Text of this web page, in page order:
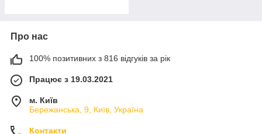
Про нас
100% позитивних з 816 відгуків за рік
Працює з 19.03.2021
м. Київ
Бережанська, 9, Київ, Україна
Контакти